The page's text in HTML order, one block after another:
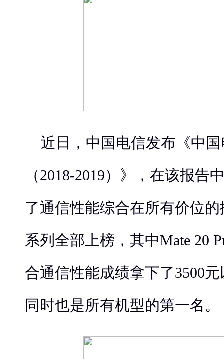
近日，中国电信发布《中
（2018-2019）》，在该报告
了通信性能综合在所有价位的
系列全部上榜，其中Mate 20
合通信性能成绩拿下了3500
同时也是所有机型的第一名。